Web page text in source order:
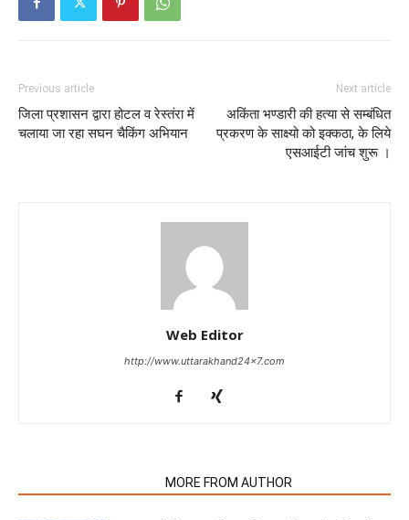
Previous article
जिला प्रशासन द्वारा होटल व रेस्तंरा में
चलाया जा रहा सघन चैकिंग अभियान
Next article
अकिंता भण्डारी की हत्या से सम्बंधित
प्रकरण के साक्ष्यो को इक्कठा, के लिये
एसआईटी जांच शुरू ।
Web Editor
http://www.uttarakhand24x7.com
MORE FROM AUTHOR